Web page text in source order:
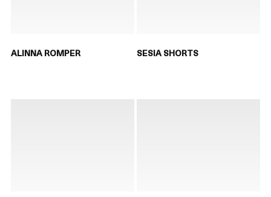
ALINNA ROMPER SESIA SHORTS